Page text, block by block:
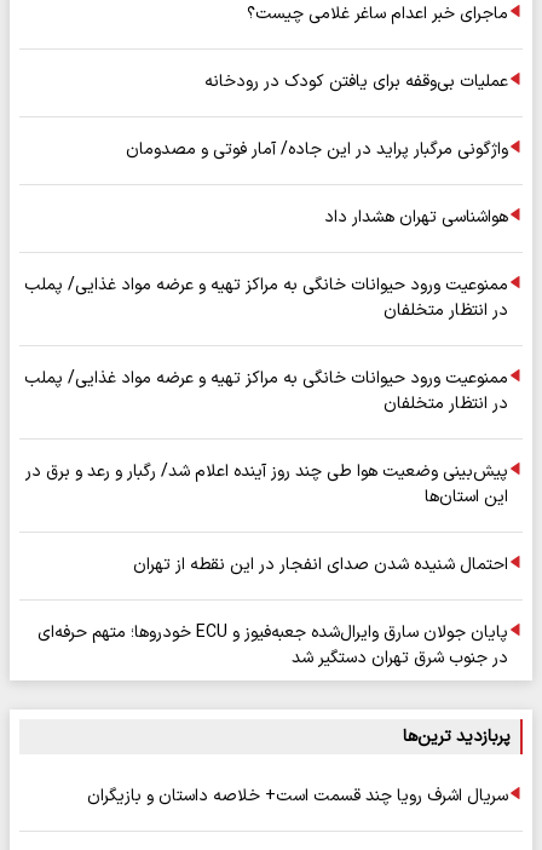
ماجرای خبر اعدام ساغر غلامی چیست؟
عملیات بی‌وقفه برای یافتن کودک در رودخانه
واژگونی مرگبار پراید در این جاده/ آمار فوتی و مصدومان
هواشناسی تهران هشدار داد
ممنوعیت ورود حیوانات خانگی به مراکز تهیه و عرضه مواد غذایی/ پملب
در انتظار متخلفان
ممنوعیت ورود حیوانات خانگی به مراکز تهیه و عرضه مواد غذایی/ پملب
در انتظار متخلفان
پیش‌بینی وضعیت هوا طی چند روز آینده اعلام شد/ رگبار و رعد و برق در
این استان‌ها
احتمال شنیده شدن صدای انفجار در این نقطه از تهران
پایان جولان سارق وایرال‌شده جعبه‌فیوز و ECU خودروها؛ متهم حرفه‌ای
در جنوب شرق تهران دستگیر شد
پربازدید ترین‌ها
سریال اشرف رویا چند قسمت است+ خلاصه داستان و بازیگران